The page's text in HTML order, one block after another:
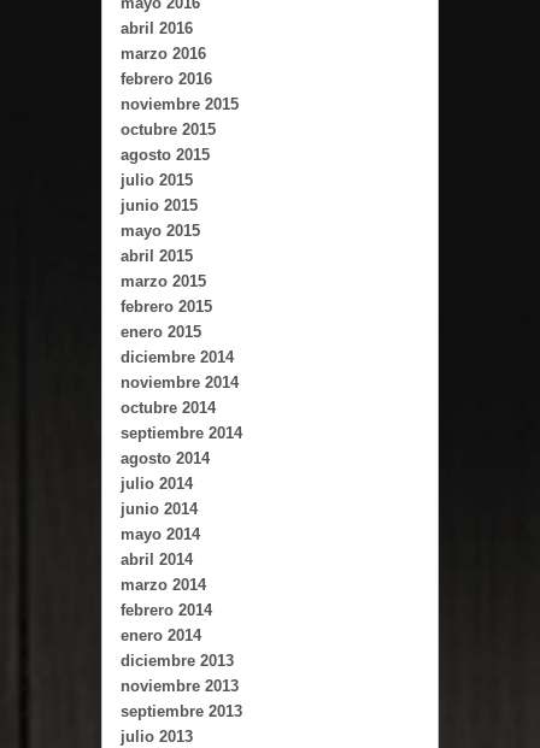
abril 2016
marzo 2016
febrero 2016
noviembre 2015
octubre 2015
agosto 2015
julio 2015
junio 2015
mayo 2015
abril 2015
marzo 2015
febrero 2015
enero 2015
diciembre 2014
noviembre 2014
octubre 2014
septiembre 2014
agosto 2014
julio 2014
junio 2014
mayo 2014
abril 2014
marzo 2014
febrero 2014
enero 2014
diciembre 2013
noviembre 2013
septiembre 2013
julio 2013